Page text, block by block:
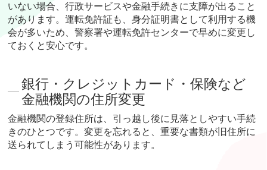
いない場合、行政サービスや金融手続きに支障が出ること
があります。運転免許証も、身分証明書として利用する機
会が多いため、警察署や運転免許センターで早めに変更し
ておくと安心です。
銀行・クレジットカード・保険など
金融機関の住所変更
金融機関の登録住所は、引っ越し後に見落としやすい手続
きのひとつです。変更を忘れると、重要な書類が旧住所に
送られてしまう可能性があります。